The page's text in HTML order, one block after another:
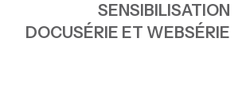
SENSIBILISATION
DOCUSÉRIE ET WEBSÉRIE